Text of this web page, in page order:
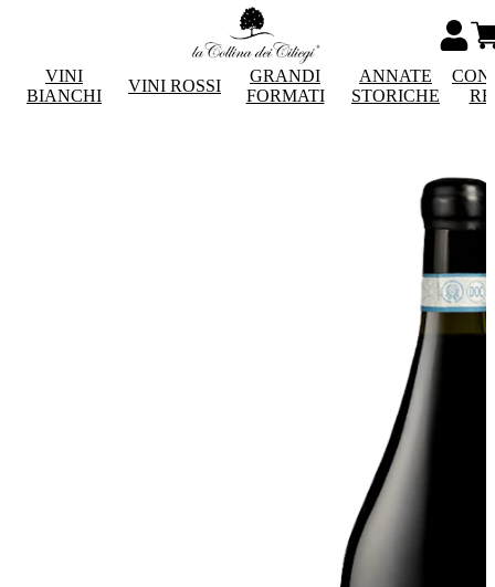
VINI
BIANCHI
VINI ROSSI
GRANDI
FORMATI
ANNATE
STORICHE